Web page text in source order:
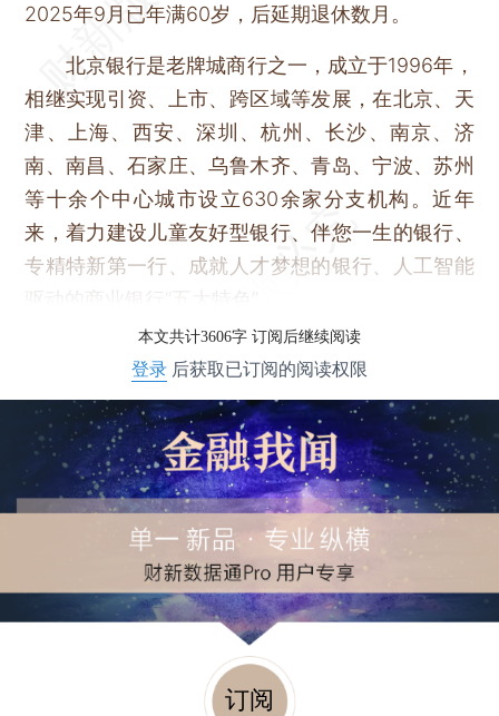
2025年9月已年满60岁，后延期退休数月。
北京银行是老牌城商行之一，成立于1996年，
相继实现引资、上市、跨区域等发展，在北京、天
津、上海、西安、深圳、杭州、长沙、南京、济
南、南昌、石家庄、乌鲁木齐、青岛、宁波、苏州
等十余个中心城市设立630余家分支机构。近年
来，着力建设儿童友好型银行、伴您一生的银行、
专精特新第一行、成就人才梦想的银行、人工智能
驱动的商业银行“五大特色”。
本文共计3606字 订阅后继续阅读
登录 后获取已订阅的阅读权限
订阅